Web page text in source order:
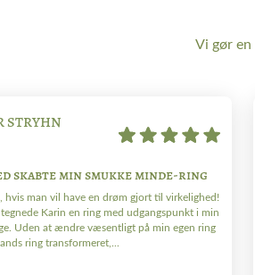
Vi gør en
STRYHN
skabte min smukke minde-ring
hvis man vil have en drøm gjort til virkelighed!
Karin en ring med udgangspunkt i min
Uden at ændre væsentligt på min egen ring
ring transformeret,...